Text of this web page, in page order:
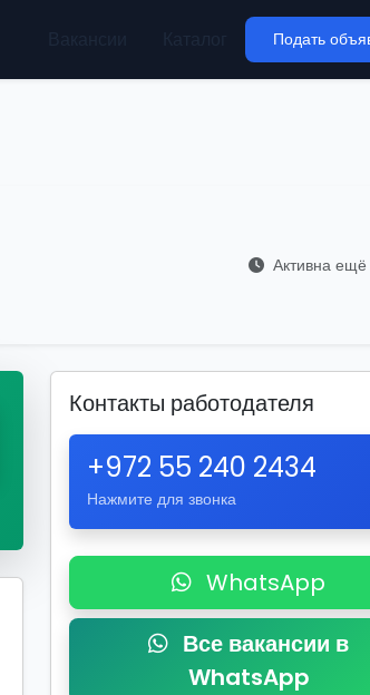
Подать
Активна ещё
Контакты работодателя
+972 55 240 2434
Нажмите для звонка
WhatsApp
Все вакансии в
WhatsApp